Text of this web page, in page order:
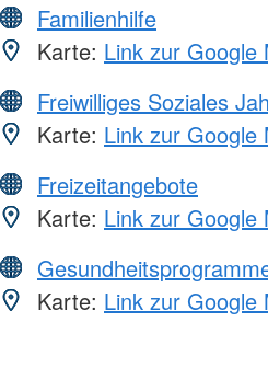
Familienhilfe
Karte: Link zur Google
Freiwilliges Soziales
Karte: Link zur Google
Freizeitangebote
Karte: Link zur Google
Karte: Link zur Google